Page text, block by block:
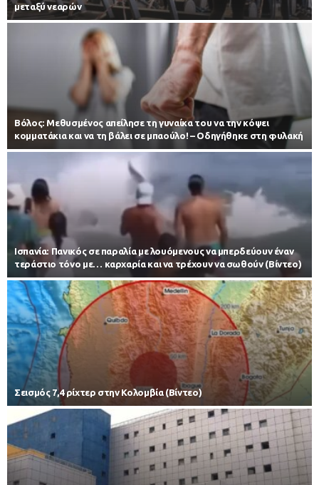
μεταξύ νεαρών
Βόλος: Μεθυσμένος απείλησε τη γυναίκα του να την κόψει
κομματάκια και να τη βάλει σε μπαούλο! – Οδηγήθηκε στη φυλακή
Iσπανία: Πανικός σε παραλία με λουόμενους να μπερδεύουν έναν
τεράστιο τόνο με… καρχαρία και να τρέχουν να σωθούν (Βίντεο)
Σεισμός 7,4 ρίχτερ στην Κολομβία (Βίντεο)